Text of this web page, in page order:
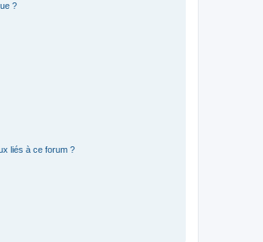
?
liés à ce forum ?